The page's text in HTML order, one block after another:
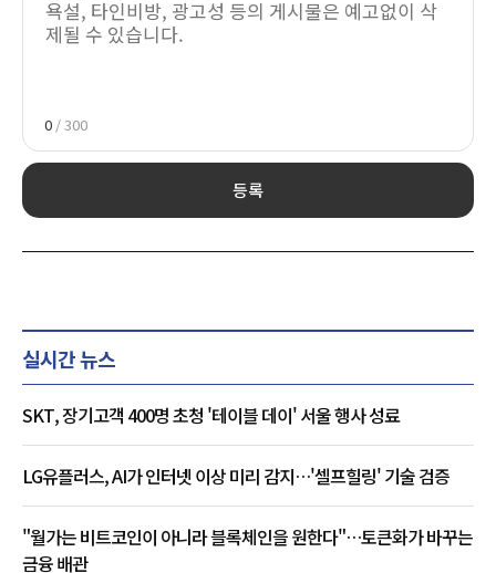
0 / 300
등록
실시간 뉴스
SKT, 장기고객 400명 초청 '테이블 데이' 서울 행사 성료
LG유플러스, AI가 인터넷 이상 미리 감지…'셀프힐링' 기술 검증
"월가는 비트코인이 아니라 블록체인을 원한다"…토큰화가 바꾸는
금융 배관